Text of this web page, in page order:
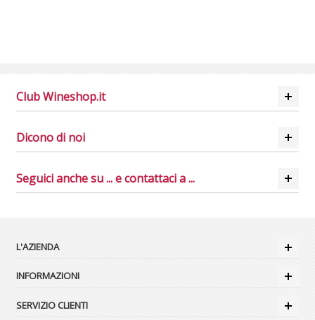
Club Wineshop.it
Dicono di noi
Seguici anche su ... e contattaci a ...
L'AZIENDA
INFORMAZIONI
SERVIZIO CLIENTI